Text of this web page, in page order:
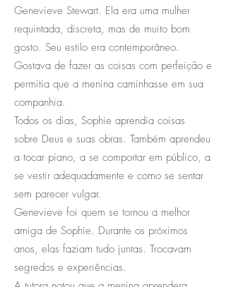
Genevieve Stewart. Ela era uma mulher
requintada, discreta, mas de muito bom
gosto. Seu estilo era contemporâneo.
Gostava de fazer as coisas com perfeição e
permitia que a menina caminhasse em sua
companhia.
Todos os dias, Sophie aprendia coisas
sobre Deus e suas obras. Também aprendeu
a tocar piano, a se comportar em público, a
se vestir adequadamente e como se sentar
sem parecer vulgar.
Genevieve foi quem se tornou a melhor
amiga de Sophie. Durante os próximos
anos, elas faziam tudo juntas. Trocavam
segredos e experiências.